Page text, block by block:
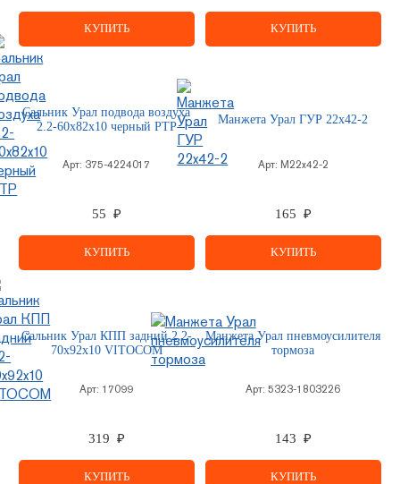
КУПИТЬ КУПИТЬ
Сальник Урал подвода воздуха
2.2-60х82x10 черный РТР
Арт: 375-4224017
55 ₽
КУПИТЬ
Манжета Урал ГУР 22х42-2
Арт: М22х42-2
165 ₽
КУПИТЬ
Сальник Урал КПП задний 2.2-
70х92х10 VITOCOM
Арт: 17099
319 ₽
КУПИТЬ
Манжета Урал пневмоусилителя
тормоза
Арт: 5323-1803226
143 ₽
КУПИТЬ